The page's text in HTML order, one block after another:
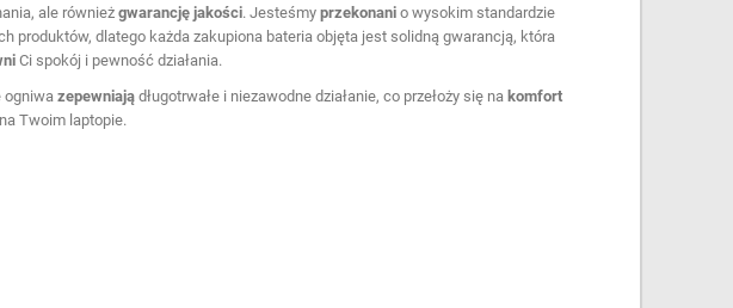
ale równieżgwarancję jakości. Jesteśmy przekonanio wysokim standardzie
produktów, dlatego każda zakupiona bateria objęta jest solidną gwarancją, która
Ci spokój i pewność działania.
ogniwa zepewniajądługotrwałe i niezawodne działanie, co przełoży się na komfort
Twoim laptopie.